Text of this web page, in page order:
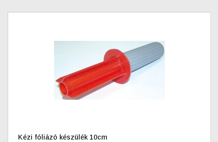
Kézi fóliázó készülék 10cm